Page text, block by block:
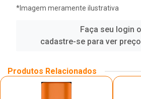
*Imagem meramente ilustrativa
Faça seu login
cadastre-se para ver
Produtos Relacionados